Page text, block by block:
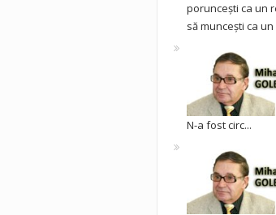
poruncești ca un
să muncești ca un
N-a fost circ...